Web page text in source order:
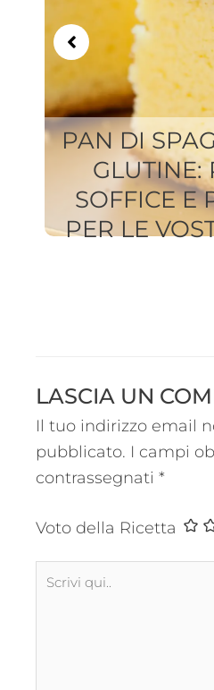
PAN DI
GLUTINE:
SOFFICE E
PER LE
LASCIA UN
Il tuo indirizzo email
pubblicato. I campi
contrassegnati *
Voto della Ricetta
Scrivi